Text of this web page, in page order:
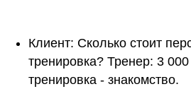
Клиент: Сколько стоит
тренировка? Тренер: 3
тренировка - знакомство.